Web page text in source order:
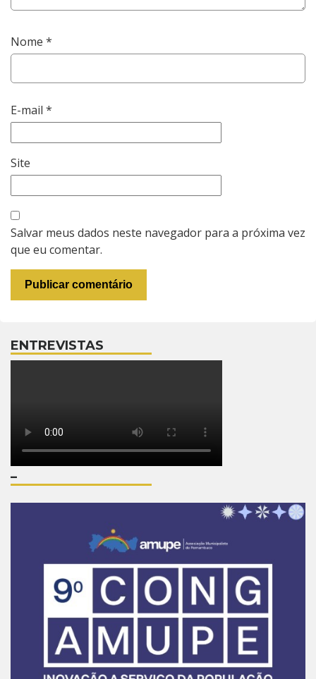
Nome *
E-mail *
Site
Salvar meus dados neste navegador para a próxima vez
que eu comentar.
ENTREVISTAS
–